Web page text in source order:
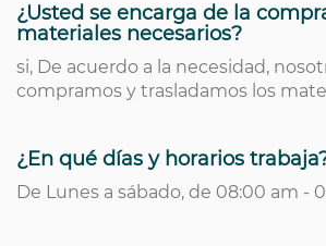
¿Usted se encarga de la
materiales necesarios?
si, De acuerdo a la necesidad,
compramos y trasladamos los
¿En qué días y horarios
De Lunes a sábado, de 08:00 am -